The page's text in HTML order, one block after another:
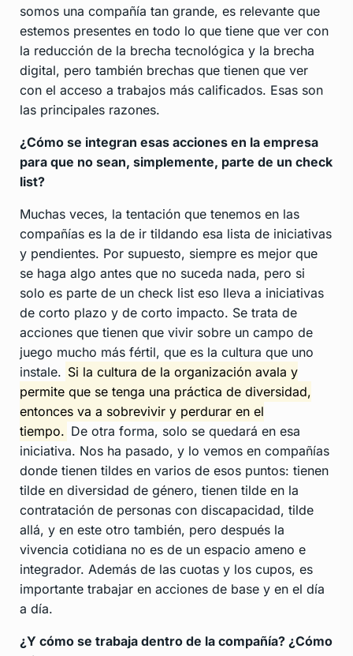
somos una compañía tan grande, es relevante que
estemos presentes en todo lo que tiene que ver con
la reducción de la brecha tecnológica y la brecha
digital, pero también brechas que tienen que ver
con el acceso a trabajos más calificados. Esas son
las principales razones.
¿Cómo se integran esas acciones en la empresa
para que no sean, simplemente, parte de un check
list?
Muchas veces, la tentación que tenemos en las
compañías es la de ir tildando esa lista de iniciativas
y pendientes. Por supuesto, siempre es mejor que
se haga algo antes que no suceda nada, pero si
solo es parte de un check list eso lleva a iniciativas
de corto plazo y de corto impacto. Se trata de
acciones que tienen que vivir sobre un campo de
juego mucho más fértil, que es la cultura que uno
instale. Si la cultura de la organización avala y
permite que se tenga una práctica de diversidad,
entonces va a sobrevivir y perdurar en el
tiempo. De otra forma, solo se quedará en esa
iniciativa. Nos ha pasado, y lo vemos en compañías
donde tienen tildes en varios de esos puntos: tienen
tilde en diversidad de género, tienen tilde en la
contratación de personas con discapacidad, tilde
allá, y en este otro también, pero después la
vivencia cotidiana no es de un espacio ameno e
integrador. Además de las cuotas y los cupos, es
importante trabajar en acciones de base y en el día
a día.
¿Y cómo se trabaja dentro de la compañía? ¿Cómo